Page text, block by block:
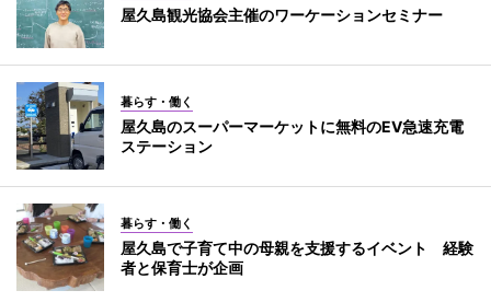
屋久島観光協会主催のワーケーションセミナー
暮らす・働く
屋久島のスーパーマーケットに無料のEV急速充電
ステーション
暮らす・働く
屋久島で子育て中の母親を支援するイベント 経験
者と保育士が企画